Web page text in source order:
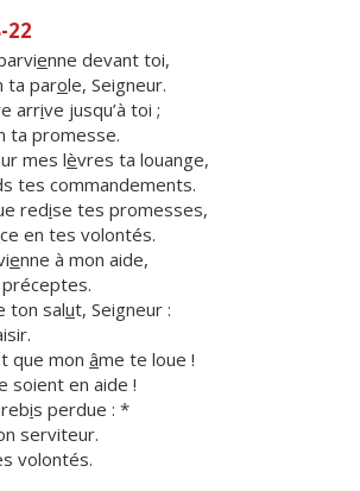
22
enne devant toi,
ta parole, Seigneur.
arrive jusqu’à toi ;
ta promesse.
mes lèvres ta louange,
tes commandements.
redise tes promesses,
ce en tes volontés.
enne à mon aide,
ton salut, Seigneur :
que mon âme te loue !
soient en aide !
is perdue : *
serviteur.
volontés.